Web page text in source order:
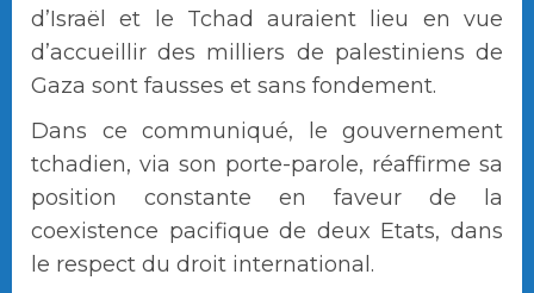
d’Israël et le Tchad auraient lieu en vue
d’accueillir des milliers de palestiniens de
Gaza sont fausses et sans fondement.
Dans ce communiqué, le gouvernement
tchadien, via son porte-parole, réaffirme sa
position constante en faveur de la
coexistence pacifique de deux Etats, dans
le respect du droit international.